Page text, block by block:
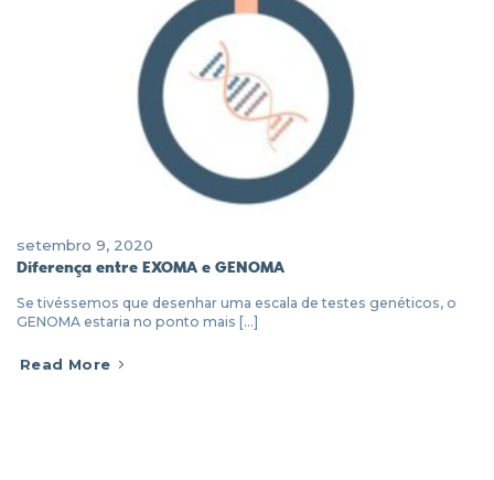
setembro 9, 2020
Diferença entre EXOMA e GENOMA
Se tivéssemos que desenhar uma escala de testes genéticos, o
GENOMA estaria no ponto mais [...]
Read More